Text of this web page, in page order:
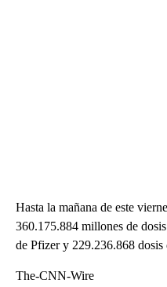
Hasta la mañana de este
360.175.884 millones de
de Pfizer y 229.236.868 dosis
The-CNN-Wire